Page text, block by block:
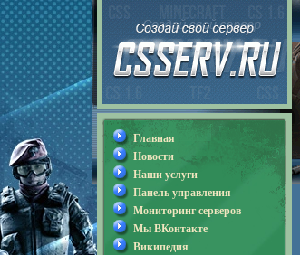
Главная
Новости
Наши услуги
Панель управления
Мониторинг серверов
Мы ВКонтакте
Википедия